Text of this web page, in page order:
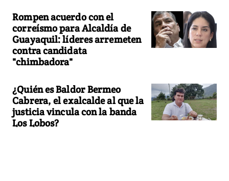
Rompen acuerdo con el
correísmo para Alcaldía de
Guayaquil: líderes arremeten
contra candidata
"chimbadora"
¿Quién es Baldor Bermeo
Cabrera, el exalcalde al que la
justicia vincula con la banda
Los Lobos?